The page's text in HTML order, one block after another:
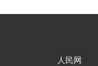
人民网